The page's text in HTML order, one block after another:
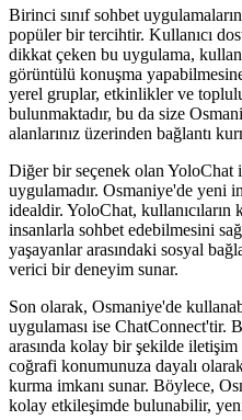
Birinci sınıf sohbet
popüler bir tercihtir. Kullanıcı
dikkat çeken bu uygulama,
görüntülü konuşma
yerel gruplar, etkinlikler ve
bulunmaktadır, bu da size
alanlarınız üzerinden bağlantı
Diğer bir seçenek olan YoloChat
uygulamadır. Osmaniye'de yeni
idealdir. YoloChat,
insanlarla sohbet edebilmesini
yaşayanlar arasındaki sosyal
verici bir deneyim sunar.
Son olarak, Osmaniye'de
uygulaması ise ChatConnect'tir.
arasında kolay bir şekilde iletişim
coğrafi konumunuza dayalı
kurma imkanı sunar. Böylece,
kolay etkileşimde bulunabilir,